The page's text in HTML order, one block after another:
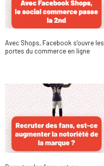
Avec Shops, Facebook s’ouvre les
portes du commerce en ligne